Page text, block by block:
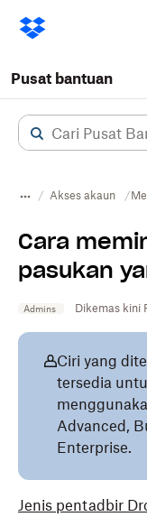
Pusat bantuan
Akses akaun
Cara
pasukan
Admins Dikemas kini
Ciri yang
tersedia
Advanced,
Enterprise.
Jenis pentadbir